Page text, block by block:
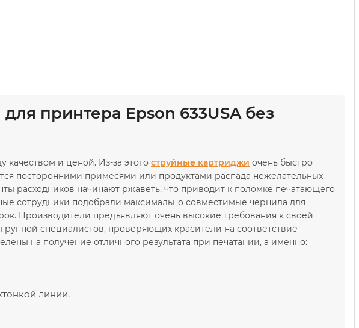
принтера Epson 633USA без
качеством и ценой. Из-за этого струйные картриджи очень быстро
посторонними примесями или продуктами распада нежелательных
расходников начинают ржаветь, что приводит к поломке печатающего
сотрудники подобрали максимально совместимые чернила для
Производители предъявляют очень высокие требования к своей
специалистов, проверяющих красители на соответствие
на получение отличного результата при печатании, а именно:
линии.